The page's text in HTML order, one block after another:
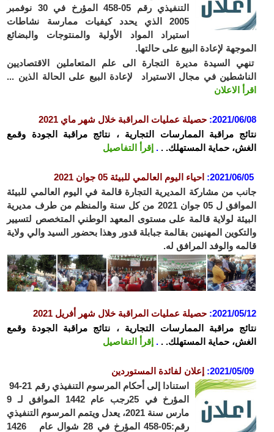
التنفيذي رقم 05-458 المؤرخ في 30 نوفمبر
2005 الذي يحدد كيفيات ممارسة نشاطات
استيراد المواد الأولية والمنتوجات والبضائع
لإعادة البيع على حالتها.
السيدة مديرة التجارة الى علم المتعاملين الاقتصاديين
في مجال الاستيراد لإعادة البيع على الحالة الذين ...
الاعلان
2021/
: حصيلة عمليات المراقبة خلال شهر ماي 2021
مراقبة الممارسات التجارية ، نتائج مراقبة الجودة وقمع
حماية المستهلك. ..إقرأ التفاصيل
2021/06/
:احياء اليوم العالمي للبيئة 05 جوان
2021
من مشاركة المديرية التجارة قالمة في اليوم العالمي للبيئة
الموافق ل 05 جوان 2021 من كل سنة والمنظم من طرف مديرية
لولاية قالمة على مستوى المعهد الوطني المتخصص لتسيير
المهنيين بقالمة جبابلة قدور وهذا بحضور السيد والي ولاية
والوفد المرافق له.
2021/
: حصيلة عمليات المراقبة خلال شهر أفريل 2021
مراقبة الممارسات التجارية ، نتائج مراقبة الجودة وقمع
حماية المستهلك. ..إقرأ التفاصيل
2021/05/
: إعلان لفائدة المستوردين
استنادا إلى أحكام المرسوم التنفيذي رقم 21-94
المؤرخ في 25رجب عام 1442 الموافق لـ 9
مارس سنة 2021، يعدل ويتمم المرسوم التنفيذي
رقم:05-458 المؤرخ في 28 شوال عام 1426